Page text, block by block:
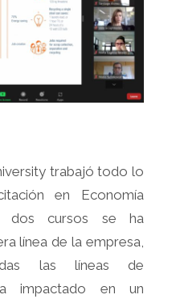
trabajó todo lo
en Economía
dos cursos se ha
línea de la empresa,
las líneas de
impactado en un